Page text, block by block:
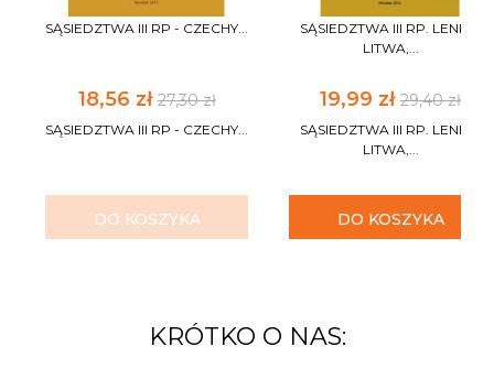
SĄSIEDZTWA III RP - CZECHY...
18,56 zł27,30 zł
SĄSIEDZTWA III RP - CZECHY...
DO KOSZYKA
SĄSIEDZTWA III RP. LENKA,
LITWA,...
19,99 zł 29,40 zł
SĄSIEDZTWA III RP. LENKA,
LITWA,...
DO KOSZYKA
KRÓTKO O NAS: